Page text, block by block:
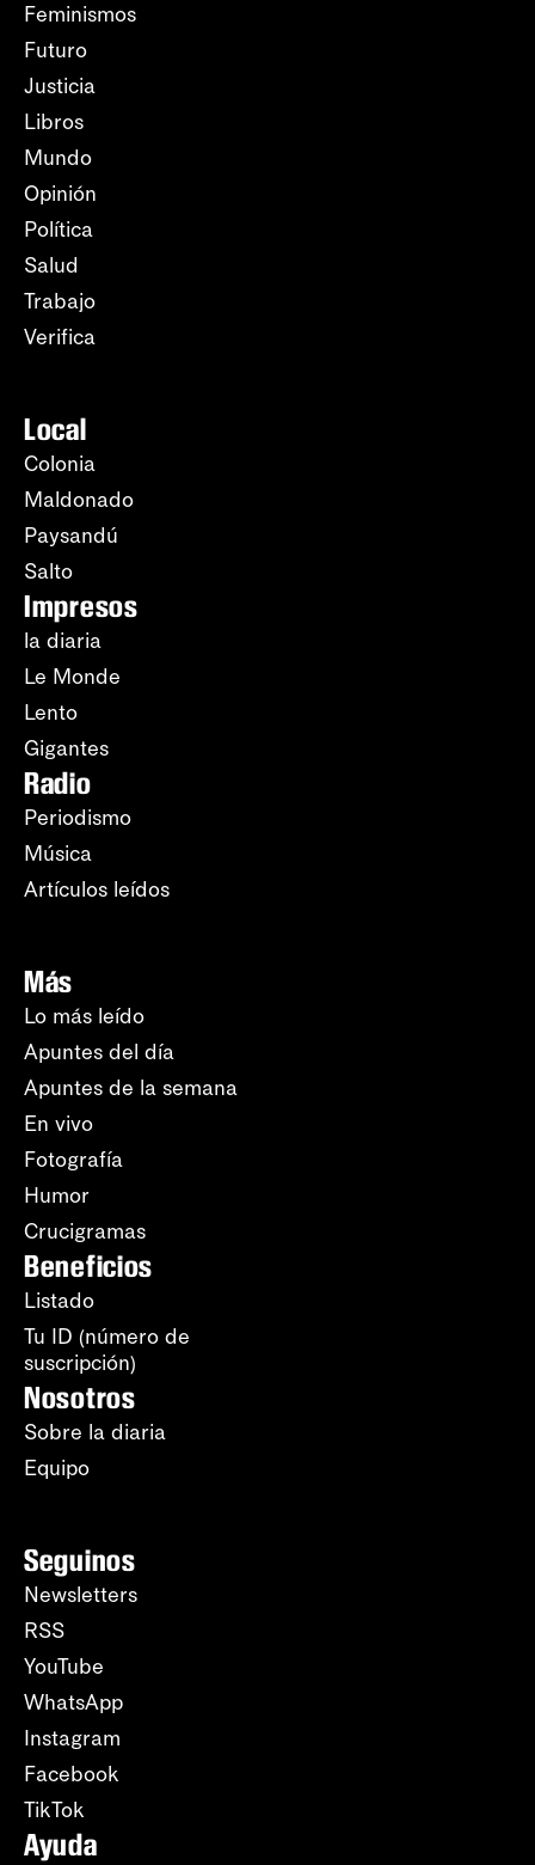
Feminismos
Futuro
Justicia
Libros
Mundo
Opinión
Política
Salud
Trabajo
Verifica
Local
Colonia
Maldonado
Paysandú
Salto
Impresos
la diaria
Le Monde
Lento
Gigantes
Radio
Periodismo
Música
Artículos leídos
Más
Lo más leído
Apuntes del día
Apuntes de la semana
En vivo
Fotografía
Humor
Crucigramas
Beneficios
Listado
Tu ID (número de
suscripción)
Nosotros
Sobre la diaria
Equipo
Seguinos
Newsletters
RSS
YouTube
WhatsApp
Instagram
Facebook
TikTok
Ayuda